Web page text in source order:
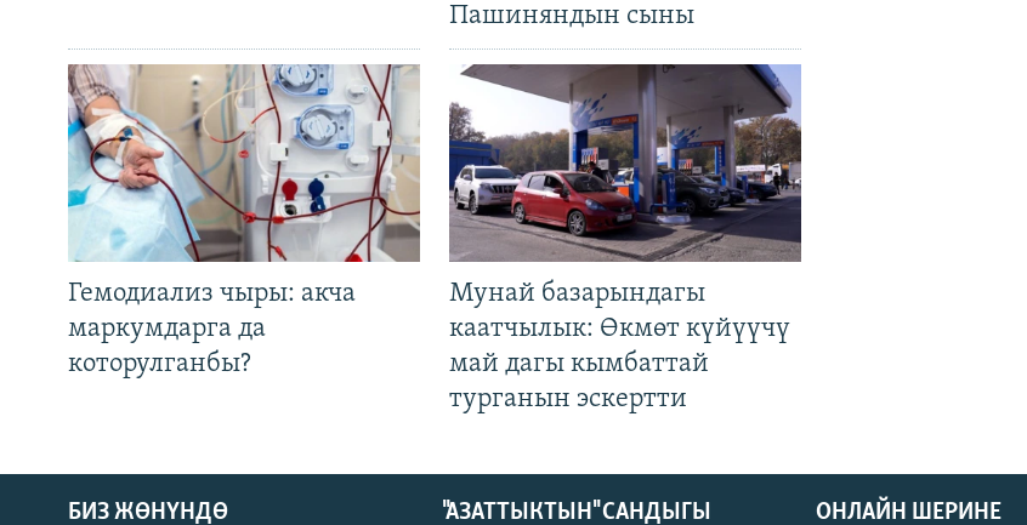
Пашиняндын сыны
Гемодиализ чыры: акча
маркумдарга да
которулганбы?
Мунай базарындагы
каатчылык: Өкмөт күйүүчү
май дагы кымбаттай
турганын эскертти
ОНЛАЙН ШЕРИНЕ
БИЗ ЖӨНҮНДӨ "АЗАТТЫКТЫН" САНДЫГЫ